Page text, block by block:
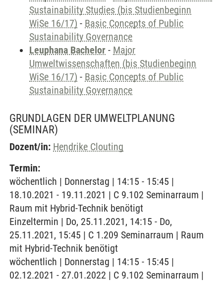
Sustainability Studies (bis Studienbeginn
WiSe 16/17) - Basic Concepts of Public
Sustainability Governance
Leuphana Bachelor - Major
Umweltwissenschaften (bis Studienbeginn
WiSe 16/17) - Basic Concepts of Public
Sustainability Governance
GRUNDLAGEN DER UMWELTPLANUNG
(SEMINAR)
Dozent/in: Hendrike Clouting
Termin:
wöchentlich | Donnerstag | 14:15 - 15:45 |
18.10.2021 - 19.11.2021 | C 9.102 Seminarraum |
Raum mit Hybrid-Technik benötigt
Einzeltermin | Do, 25.11.2021, 14:15 - Do,
25.11.2021, 15:45 | C 1.209 Seminarraum | Raum
mit Hybrid-Technik benötigt
wöchentlich | Donnerstag | 14:15 - 15:45 |
02.12.2021 - 27.01.2022 | C 9.102 Seminarraum |